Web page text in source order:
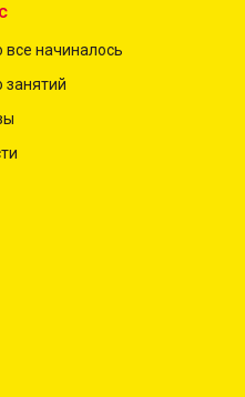
все начиналось
занятий